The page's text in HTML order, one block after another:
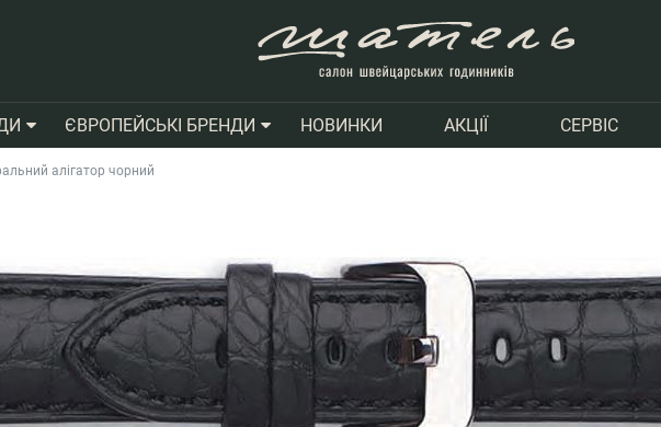
ЄВРОПЕЙСЬКІ БРЕНДИ НОВИНКИ АКЦІЇ СЕРВІС
алігатор чорний